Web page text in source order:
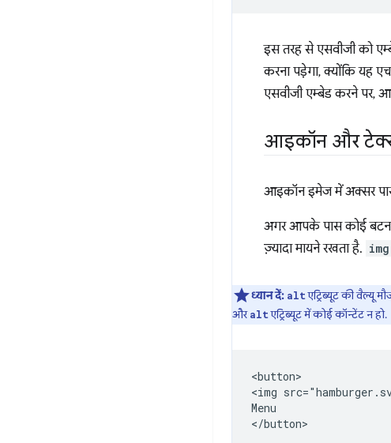
इस तरह से एसवीजी को
करना पड़ेगा, क्योंकि यह
एसवीजी एम्बेड करने पर,
आइकॉन और
आइकॉन इमेज में अक्सर
अगर आपके पास कोई बटन
ज़्यादा मायने रखता है. img
ध्यान दें: altएट्रिब्यूट की वैल्यू
औरaltएट्रिब्यूट में कोई कॉन्टेंट न हो.
<button>
<img
Menu